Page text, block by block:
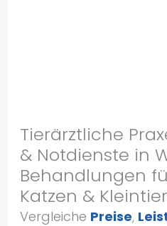
Tierärztliche
& Notdienste in
Behandlungen
Katzen &
Vergleiche Preise,